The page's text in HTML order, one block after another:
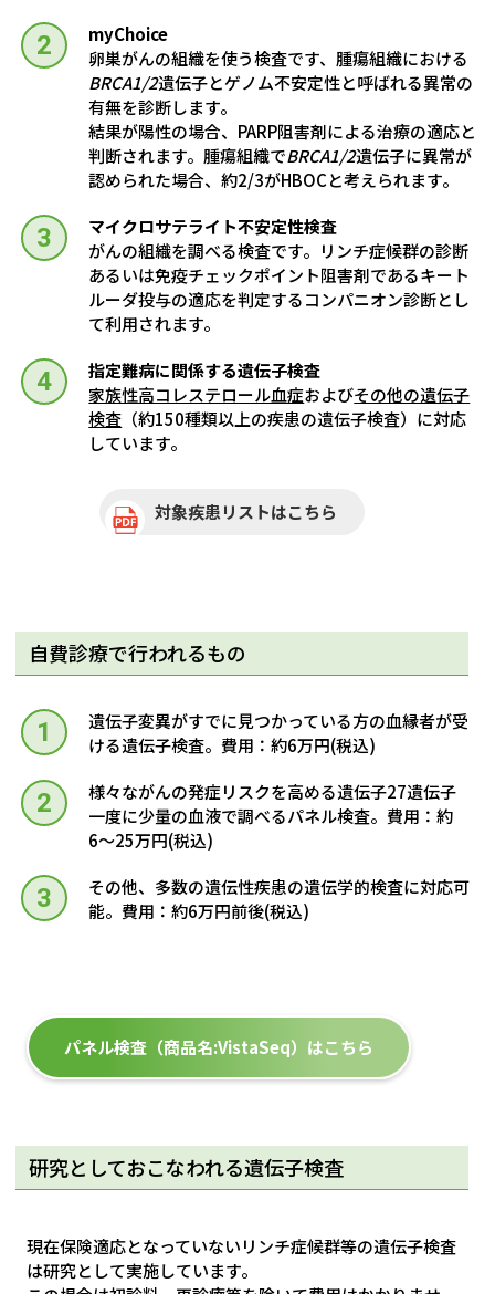
myChoice
卵巣がんの組織を使う検査です、腫瘍組織における
BRCA1/2遺伝子とゲノム不安定性と呼ばれる異常の
有無を診断します。
結果が陽性の場合、PARP阻害剤による治療の適応と
判断されます。腫瘍組織でBRCA1/2遺伝子に異常が
認められた場合、約2/3がHBOCと考えられます。
マイクロサテライト不安定性検査
がんの組織を調べる検査です。リンチ症候群の診断
あるいは免疫チェックポイント阻害剤であるキート
ルーダ投与の適応を判定するコンパニオン診断とし
て利用されます。
指定難病に関係する遺伝子検査
家族性高コレステロール血症およびその他の遺伝子
検査 （約150種類以上の疾患の遺伝子検査）に対応
しています。
対象疾患リストはこちら
自費診療で行われるもの
遺伝子変異がすでに見つかっている方の血縁者が受
ける遺伝子検査。費用：約6万円(税込)
様々ながんの発症リスクを高める遺伝子27遺伝子
一度に少量の血液で調べるパネル検査。費用：約
6〜25万円(税込)
その他、多数の遺伝性疾患の遺伝学的検査に対応可
能。費用：約6万円前後(税込)
パネル検査（商品名:VistaSeq）はこちら
研究としておこなわれる遺伝子検査
現在保険適応となっていないリンチ症候群等の遺伝子検査
は研究として実施しています。